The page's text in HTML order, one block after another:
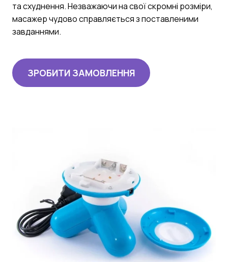
та схуднення. Незважаючи на свої скромні розміри,
масажер чудово справляється з поставленими
завданнями.
ЗРОБИТИ ЗАМОВЛЕННЯ